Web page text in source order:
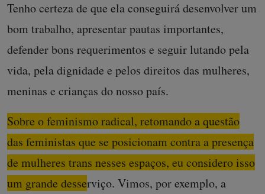
Tenho certeza de que ela conseguirá desenvolver um
bom trabalho, apresentar pautas importantes,
defender bons requerimentos e seguir lutando pela
vida, pela dignidade e pelos direitos das mulheres,
meninas e crianças do nosso país.
Sobre o feminismo radical, retomando a questão
das feministas que se posicionam contra a presença
de mulheres trans nesses espaços, eu considero isso
um grande desserviço. Vimos, por exemplo, a